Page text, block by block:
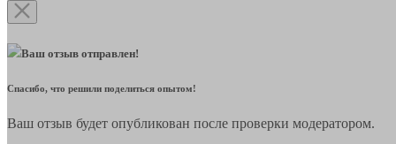
Ваш отзыв отправлен!
Спасибо, что решили поделиться опытом!
Ваш отзыв будет опубликован после проверки модератором.